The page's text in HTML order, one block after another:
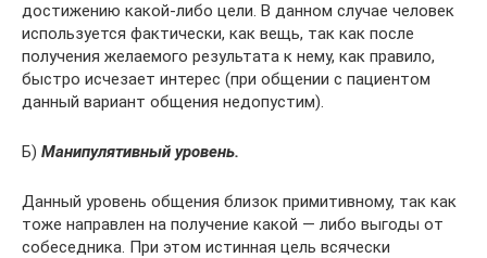
достижению какой-либо цели. В данном случае человек
используется фактически, как вещь, так как после
получения желаемого результата к нему, как правило,
быстро исчезает интерес (при общении с пациентом
данный вариант общения недопустим).
Б) Манипулятивный уровень.
Данный уровень общения близок примитивному, так как
тоже направлен на получение какой — либо выгоды от
собеседника. При этом истинная цель всячески